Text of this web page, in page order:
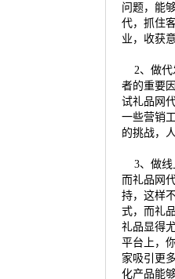
问题，能
代，抓住
业，收获
2、做代
者的重要
试礼品网
一些营销
的挑战，
3、做线
而礼品网
持，这样
式，而礼
礼品显得
平台上，
家吸引更
化产品能